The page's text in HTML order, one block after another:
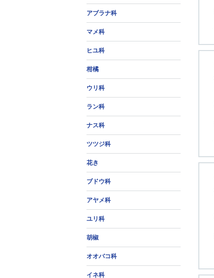
アブラナ科
マメ科
ヒユ科
柑橘
ウリ科
ラン科
ナス科
ツツジ科
花き
ブドウ科
アヤメ科
ユリ科
胡椒
オオバコ科
イネ科